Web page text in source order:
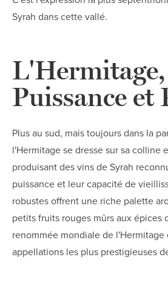
Syrah dans cette vallé.
L'Hermitage,
Puissance et
Plus au sud, mais toujours dans la
l'Hermitage se dresse sur sa colline
produisant des vins de Syrah
puissance et leur capacité de
robustes offrent une riche palette
petits fruits rouges mûrs aux épices
renommée mondiale de l'Hermitage
appellations les plus prestigieuses